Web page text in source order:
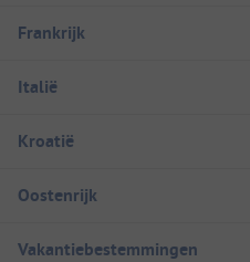
Frankrijk
Italië
Kroatië
Oostenrijk
Vakantiebestemmingen